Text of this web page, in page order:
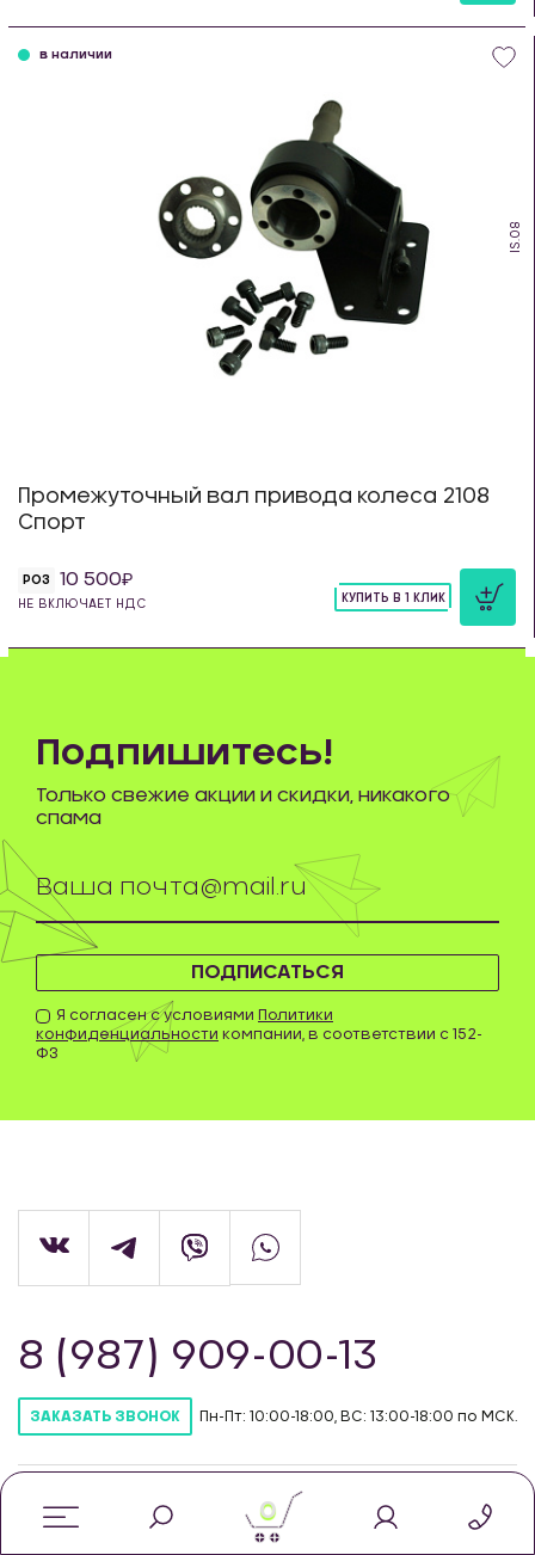
IS.08
в наличии
Промежуточный вал привода колеса 2108
Спорт
РОЗ 10 500
НЕ ВКЛЮЧАЕТ НДС
КУПИТЬ В 1 КЛИК
ПОДПИСАТЬСЯ
Я согласен с условиями Политики
конфиденциальности компании, в соответствии с 152-
ФЗ
Подпишитесь!
Только свежие акции и скидки, никакого
спама
8 (987) 909-00-13
ЗАКАЗАТЬ ЗВОНОК Пн-Пт: 10:00-18:00, ВС: 13:00-18:00 по МСК.
info@newdiffer.ru
0